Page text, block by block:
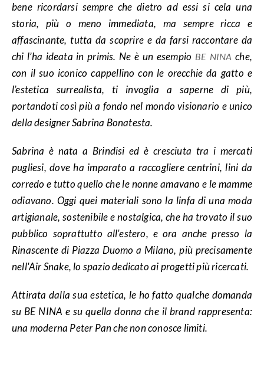
bene ricordarsi sempre che dietro ad essi si cela una
storia, più o meno immediata, ma sempre ricca e
affascinante, tutta da scoprire e da farsi raccontare da
chi l’ha ideata in primis. Ne è un esempio BE NINA che,
con il suo iconico cappellino con le orecchie da gatto e
l’estetica surrealista, ti invoglia a saperne di più,
portandoti così più a fondo nel mondo visionario e unico
della designer Sabrina Bonatesta.
Sabrina è nata a Brindisi ed è cresciuta tra i mercati
pugliesi, dove ha imparato a raccogliere centrini, lini da
corredo e tutto quello che le nonne amavano e le mamme
odiavano. Oggi quei materiali sono la linfa di una moda
artigianale, sostenibile e nostalgica, che ha trovato il suo
pubblico soprattutto all'estero, e ora anche presso la
Rinascente di Piazza Duomo a Milano, più precisamente
nell'Air Snake, lo spazio dedicato ai progetti più ricercati.
Attirata dalla sua estetica, le ho fatto qualche domanda
su BE NINA e su quella donna che il brand rappresenta:
una moderna Peter Pan che non conosce limiti.